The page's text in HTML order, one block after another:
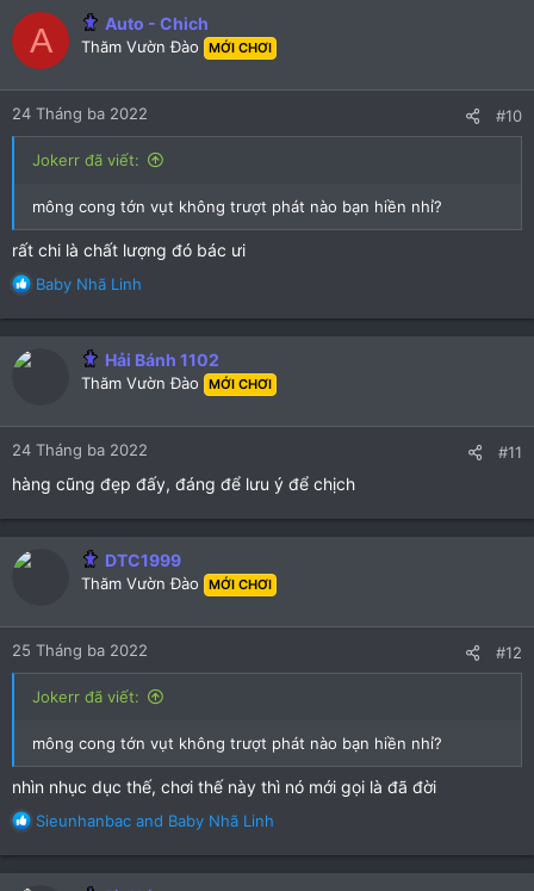
c
t
i
o
n
s
:
A Auto - Chich
Thăm Vườn Đào MỚI CHƠI
24 Tháng ba 2022 #10
Jokerr đã viết:
mông cong tớn vụt không trượt phát nào bạn hiền nhỉ?
rất chi là chất lượng đó bác ưi
R
n
s
:
Baby Nhã Linh
Hải Bánh 1102
Thăm Vườn Đào MỚI CHƠI
24 Tháng ba 2022 #11
hàng cũng đẹp đấy, đáng để lưu ý để chịch
DTC1999
Thăm Vườn Đào MỚI CHƠI
25 Tháng ba 2022 #12
Jokerr đã viết:
mông cong tớn vụt không trượt phát nào bạn hiền nhỉ?
nhìn nhục dục thế, chơi thế này thì nó mới gọi là đã đời
R
Sieunhanbac and Baby Nhã Linh